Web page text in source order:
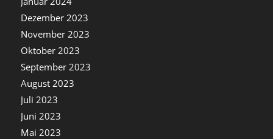
Dezember 2023
November 2023
Oktober 2023
September 2023
August 2023
Juli 2023
Juni 2023
Mai 2023